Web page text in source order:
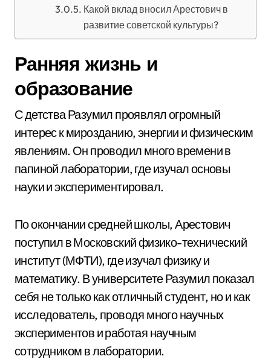
Какой вклад вносил Арестович в
развитие советской культуры?
Ранняя жизнь и
образование
С детства Разумил проявлял огромный
интерес к мирозданию, энергии и физическим
явлениям. Он проводил много времени в
папиной лаборатории, где изучал основы
науки и экспериментировал.
По окончании средней школы, Арестович
поступил в Московский физико-технический
институт (МФТИ), где изучал физику и
математику. В университете Разумил показал
себя не только как отличный студент, но и как
исследователь, проводя много научных
экспериментов и работая научным
сотрудником в лаборатории.